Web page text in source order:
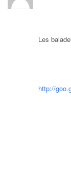
Les
http://